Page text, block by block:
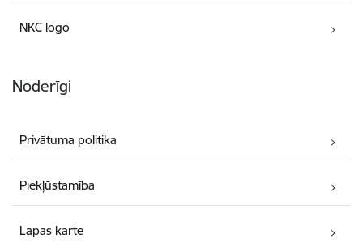
NKC logo
Noderīgi
Privātuma politika
Piekļūstamība
Lapas karte